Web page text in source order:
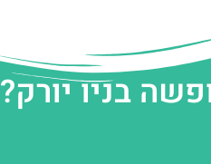
בניו יורק?